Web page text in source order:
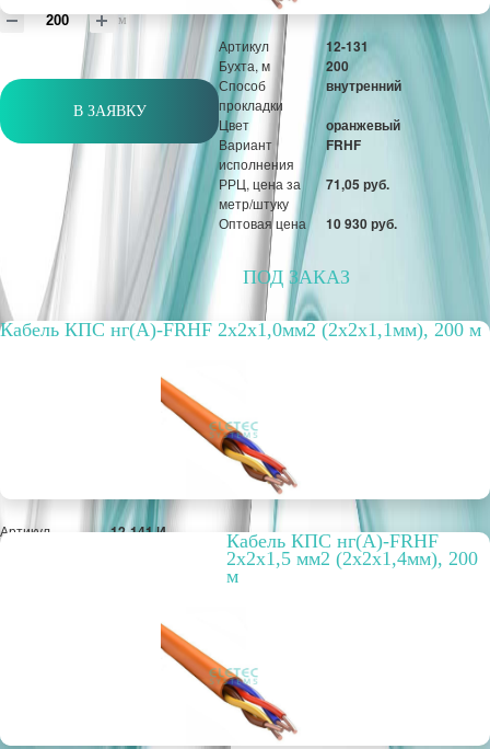
м
В ЗАЯВКУ
Артикул 12-131
Бухта, м 200
Способ
прокладки
внутренний
Цвет оранжевый
Вариант
исполнения
FRHF
РРЦ, цена за
метр/штуку
71,05 руб.
Оптовая цена 10 930 руб.
ПОД ЗАКАЗ
Кабель КПС нг(А)-FRHF 2х2х1,0мм2 (2х2х1,1мм), 200 м
Артикул 12-141 И
102,67 руб.
Кабель КПС нг(А)-FRHF
2х2х1,5 мм2 (2х2х1,4мм), 200
м